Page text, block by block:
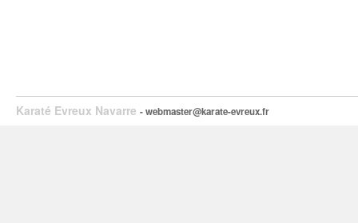
Karaté Evreux Navarre - webmaster@karate-evreux.fr